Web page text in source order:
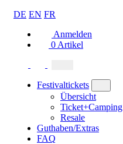
DE EN FR
Anmelden
0 Artikel
Festivaltickets
Übersicht
Ticket+Camping
Resale
Guthaben/Extras
FAQ